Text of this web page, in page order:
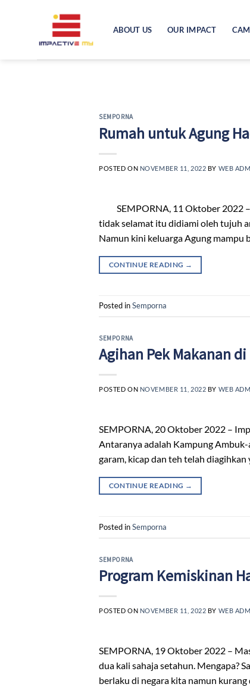
ABOUT US OUR IMPACT
SEMPORNA
Rumah untuk Agung
POSTED ON NOVEMBER 11, 2022 BY WEB
SEMPORNA, 11 Oktober 2022 –
tidak selamat itu didiami oleh tujuh
Namun kini keluarga Agung mampu
CONTINUE READING →
Posted inSemporna
SEMPORNA
Agihan Pek Makanan
POSTED ON NOVEMBER 11, 2022 BY WEB
SEMPORNA, 20 Oktober 2022 –
Antaranya adalah Kampung Ambuk-
garam, kicap dan teh telah
CONTINUE READING →
Posted inSemporna
SEMPORNA
Program Kemiskinan
POSTED ON NOVEMBER 11, 2022 BY WEB
SEMPORNA, 19 Oktober 2022 –
dua kali sahaja setahun. Mengapa?
berlaku di negara kita namun